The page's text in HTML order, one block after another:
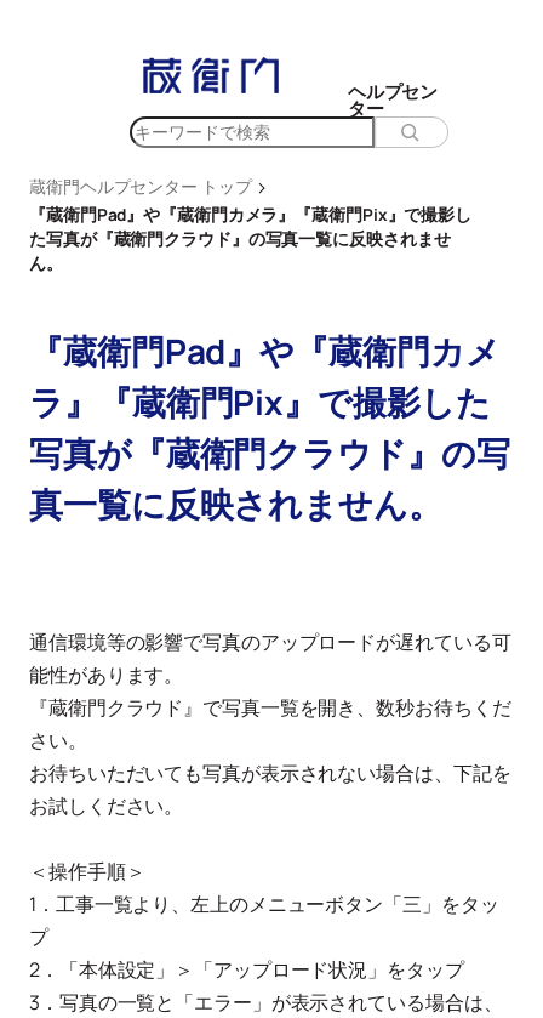
ッ
プ
ヘルプセン
ター
検
蔵衛門ヘルプセンター トップ >
『蔵衛門Pad』や『蔵衛門カメラ』『蔵衛門Pix』で撮影し
た写真が『蔵衛門クラウド』の写真一覧に反映されませ
ん。
『蔵衛門Pad』や『蔵衛門カメ
ラ』『蔵衛門Pix』で撮影した
写真が『蔵衛門クラウド』の写
真一覧に反映されません。
通信環境等の影響で写真のアップロードが遅れている可
能性があります。
『蔵衛門クラウド』で写真一覧を開き、数秒お待ちくだ
さい。
お待ちいただいても写真が表示されない場合は、下記を
お試しください。
＜操作手順＞
1．工事一覧より、左上のメニューボタン「三」をタッ
プ
2．「本体設定」＞「アップロード状況」をタップ
3．写真の一覧と「エラー」が表示されている場合は、